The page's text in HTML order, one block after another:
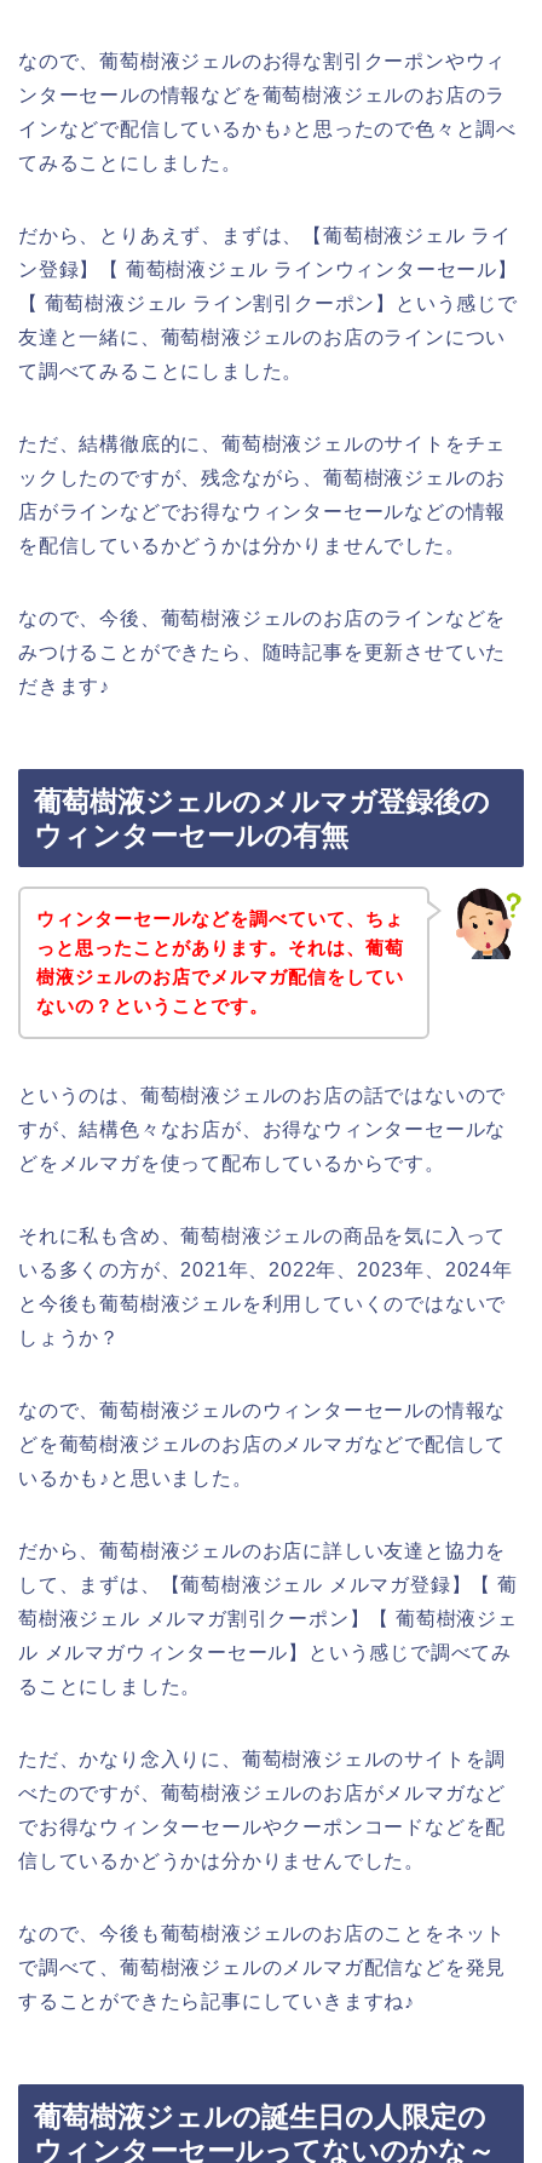
なので、葡萄樹液ジェルのお得な割引クーポンやウィ
ンターセールの情報などを葡萄樹液ジェルのお店のラ
インなどで配信しているかも♪と思ったので色々と調べ
てみることにしました。
だから、とりあえず、まずは、【葡萄樹液ジェル ライ
ン登録】【 葡萄樹液ジェル ラインウィンターセール】
【 葡萄樹液ジェル ライン割引クーポン】という感じで
友達と一緒に、葡萄樹液ジェルのお店のラインについ
て調べてみることにしました。
ただ、結構徹底的に、葡萄樹液ジェルのサイトをチェ
ックしたのですが、残念ながら、葡萄樹液ジェルのお
店がラインなどでお得なウィンターセールなどの情報
を配信しているかどうかは分かりませんでした。
なので、今後、葡萄樹液ジェルのお店のラインなどを
みつけることができたら、随時記事を更新させていた
だきます♪
葡萄樹液ジェルのメルマガ登録後の
ウィンターセールの有無
ウィンターセールなどを調べていて、ちょ
っと思ったことがあります。それは、葡萄
樹液ジェルのお店でメルマガ配信をしてい
ないの？ということです。
というのは、葡萄樹液ジェルのお店の話ではないので
すが、結構色々なお店が、お得なウィンターセールな
どをメルマガを使って配布しているからです。
それに私も含め、葡萄樹液ジェルの商品を気に入って
いる多くの方が、2021年、2022年、2023年、2024年
と今後も葡萄樹液ジェルを利用していくのではないで
しょうか？
なので、葡萄樹液ジェルのウィンターセールの情報な
どを葡萄樹液ジェルのお店のメルマガなどで配信して
いるかも♪と思いました。
だから、葡萄樹液ジェルのお店に詳しい友達と協力を
して、まずは、【葡萄樹液ジェル メルマガ登録】【 葡
萄樹液ジェル メルマガ割引クーポン】【 葡萄樹液ジェ
ル メルマガウィンターセール】という感じで調べてみ
ることにしました。
ただ、かなり念入りに、葡萄樹液ジェルのサイトを調
べたのですが、葡萄樹液ジェルのお店がメルマガなど
でお得なウィンターセールやクーポンコードなどを配
信しているかどうかは分かりませんでした。
なので、今後も葡萄樹液ジェルのお店のことをネット
で調べて、葡萄樹液ジェルのメルマガ配信などを発見
することができたら記事にしていきますね♪
葡萄樹液ジェルの誕生日の人限定の
ウィンターセールってないのかな～